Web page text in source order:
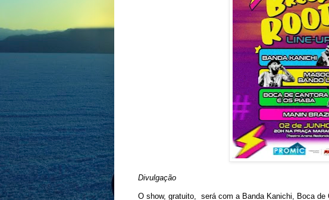
Divulgação
O show, gratuito, será com a Banda Kanichi, Boca de